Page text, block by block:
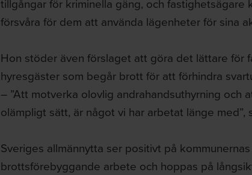
tillgångar för kriminella gäng, och
försvåra för dem att använda lägenheter för sina
Hon stöder även förslaget att göra det lättare för
hyresgäster som begår brott för att förhindra
– ”Att motverka olovlig andrahandsuthyrning och
olämpligt sätt, är något vi har arbetat länge med”,
Sveriges allmännytta ser positivt på
brottsförebyggande arbete och hoppas på